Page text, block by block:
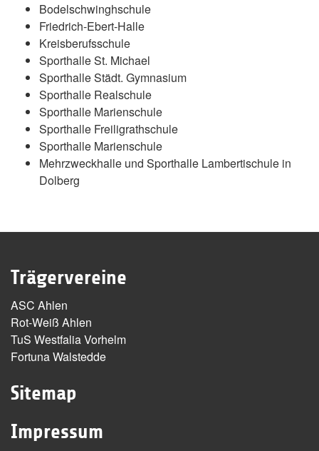
Bodelschwinghschule
Friedrich-Ebert-Halle
Kreisberufsschule
Sporthalle St. Michael
Sporthalle Städt. Gymnasium
Sporthalle Realschule
Sporthalle Marienschule
Sporthalle Freiligrathschule
Sporthalle Marienschule
Mehrzweckhalle und Sporthalle Lambertischule in
Dolberg
Trägervereine
ASC Ahlen
Rot-Weiß Ahlen
TuS Westfalia Vorhelm
Fortuna Walstedde
Sitemap
Impressum